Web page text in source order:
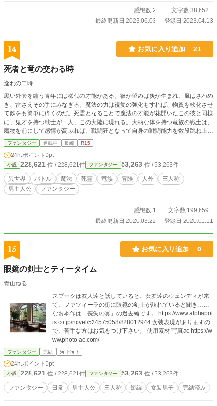
感想数 2
文字数 38,652
最終更新日 2023.06.03
登録日 2023.04.13
14 お気に入り追加 21
死者と竜の交わる時
逸れの二時
黒い外套を纏う青年には稀代の才能がある。彼が望めば炎が生まれ、風はざわめ
き、雷さえその手にみなぎる。魔法の力は視覚の強化もすれば、物質を軟化させ
て鉄をも簡単に砕くのだ。死霊となることで魔法の才能が花開いたこの彼と同様
に、鬼才を持つ戦士が一人、この大陸に現れる。大柄な体を持つ竜族の戦士は、
魔物を前にして感情が高ぶれば、戦闘狂となって自身の戦闘能力を数段跳ね上げ
る。血を浴びて赤く輝く彼の瞳を見たものは、何人たりとも生き残ることなどで
きはしないのだ。そんな”異質”な死者と竜の歩む道が、とある少女の危機によっ
て交わる時、大いなる歴史の歯車が動き出す。《補足》この作品は冒険者となっ
た彼らがいかにして英雄と呼ばれるまでに至るかを描いた長編異世界ファンタジ
ーです。大まかに、一つの依頼ごとに話が続いていくような形になっておりま
す。三人称で描かれた彼らの活躍を温かく見守っていただければ幸いでございま
す。＊小説家になろう、ノベルアップ＋ にも投稿しております。
ファンタジー 連載中 長編 R15
24h.ポイント 0pt
小説 228,621 位 / 228,621件 ファンタジー 53,263 位 / 53,263件
異世界 バトル 魔法 死霊 竜族 冒険 人外
三人称
男主人公
ファンタジー
感想数 1
文字数 199,659
最終更新日 2020.03.22
登録日 2020.01.11
15 お気に入り追加 0
眼鏡の剣士とティータイム
青山ねる
スプークは友人達と話していると、女友達のウェンディが来
て、ファツィーラの街に眼鏡の剣士が訪れていると聞き……
なお本作は「喪失の翼」の過去編です。 https://www.alphapol
is.co.jp/novel/524575058/828012944 女装表現がありますの
で、苦手な方はお気をつけ下さい。 使用素材 写真ac https://w
ww.photo-ac.com/
ファンタジー 完結 ｼｮｰﾄｼｮｰﾄ
24h.ポイント 0pt
小説 228,621 位 / 228,621件 ファンタジー 53,263 位 / 53,263件
ファンタジー 日常 男主人公 三人称 短編 女装男子 完結済み